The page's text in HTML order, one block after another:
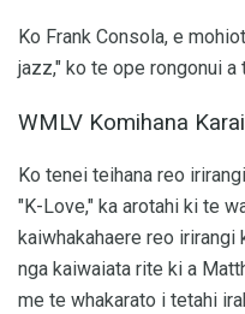
Ko Frank Consola, e
jazz," ko te ope rongonui a
WMLV Komihana
Ko tenei teihana reo
"K-Love," ka arotahi ki te
kaiwhakahaere reo irirangi
nga kaiwaiata rite ki a
me te whakarato i tetahi